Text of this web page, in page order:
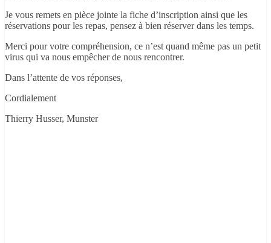
Je vous remets en pièce jointe la fiche d’inscription ainsi que les
réservations pour les repas, pensez à bien réserver dans les temps.
Merci pour votre compréhension, ce n’est quand même pas un petit
virus qui va nous empêcher de nous rencontrer.
Dans l’attente de vos réponses,
Cordialement
Thierry Husser, Munster